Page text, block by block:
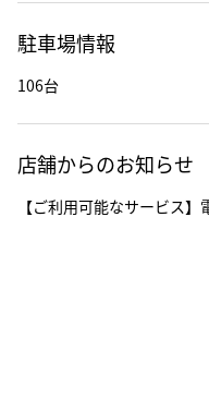
駐車場情報
106台
店舗からのお知らせ
【ご利用可能なサービス】